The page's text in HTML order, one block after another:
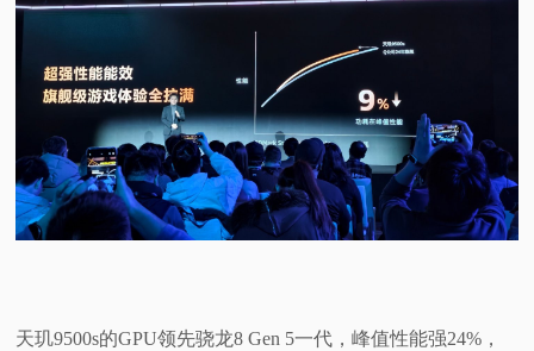
天玑9500s的GPU领先骁龙8 Gen 5一代，峰值性能强24%，